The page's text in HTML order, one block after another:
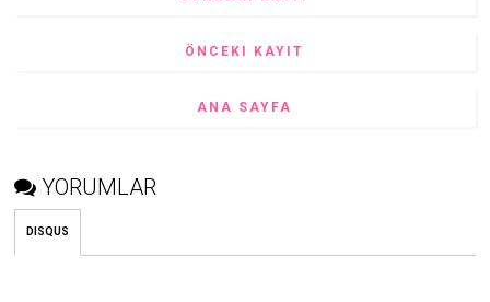
ÖNCEKI KAYIT
ANA SAYFA
YORUMLAR
DISQUS